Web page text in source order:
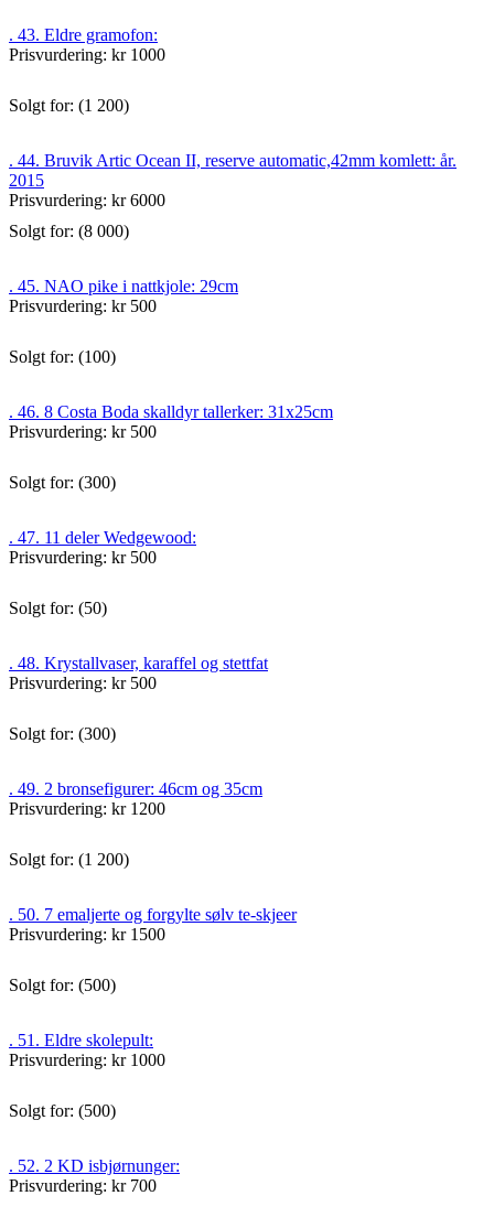
. 43. Eldre gramofon:
Prisvurdering: kr 1000
Solgt for: (1 200)
. 44. Bruvik Artic Ocean II, reserve automatic,42mm komlett: år.
2015
Prisvurdering: kr 6000
Solgt for: (8 000)
. 45. NAO pike i nattkjole: 29cm
Prisvurdering: kr 500
Solgt for: (100)
. 46. 8 Costa Boda skalldyr tallerker: 31x25cm
Prisvurdering: kr 500
Solgt for: (300)
. 47. 11 deler Wedgewood:
Prisvurdering: kr 500
Solgt for: (50)
. 48. Krystallvaser, karaffel og stettfat
Prisvurdering: kr 500
Solgt for: (300)
. 49. 2 bronsefigurer: 46cm og 35cm
Prisvurdering: kr 1200
Solgt for: (1 200)
. 50. 7 emaljerte og forgylte sølv te-skjeer
Prisvurdering: kr 1500
Solgt for: (500)
. 51. Eldre skolepult:
Prisvurdering: kr 1000
Solgt for: (500)
. 52. 2 KD isbjørnunger:
Prisvurdering: kr 700